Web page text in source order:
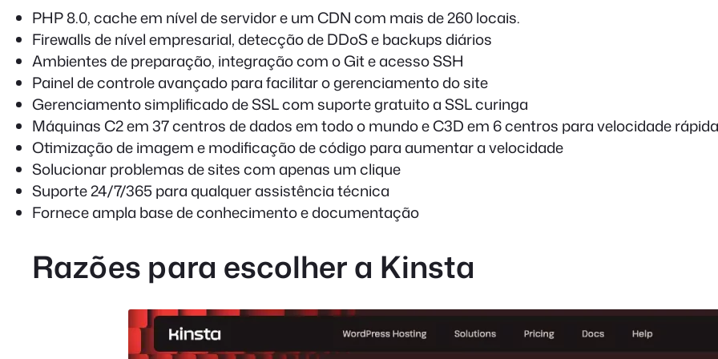
PHP 8.0, cache em nível de servidor e um CDN com mais de 260 locais.
Firewalls de nível empresarial, detecção de DDoS e backups diários
Ambientes de preparação, integração com o Git e acesso SSH
Painel de controle avançado para facilitar o gerenciamento do site
Gerenciamento simplificado de SSL com suporte gratuito a SSL curinga
Máquinas C2 em 37 centros de dados em todo o mundo e C3D em 6 centros para velocidade rápida
Otimização de imagem e modificação de código para aumentar a velocidade
Solucionar problemas de sites com apenas um clique
Suporte 24/7/365 para qualquer assistência técnica
Fornece ampla base de conhecimento e documentação
Razões para escolher a Kinsta